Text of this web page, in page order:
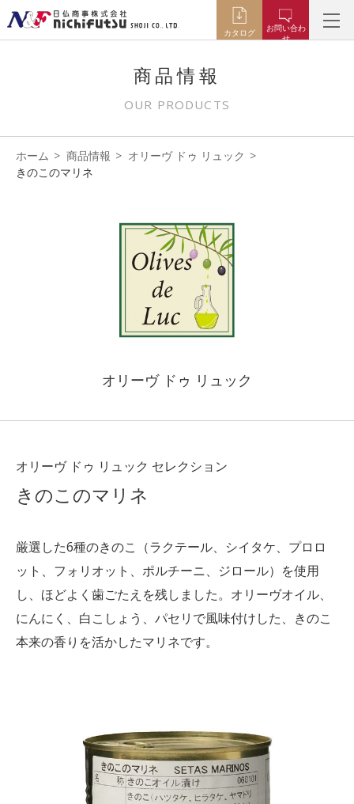
カタログ
お問い合わ
せ
商品情報
OUR PRODUCTS
ホーム 商品情報
オリーヴ ドゥ リュック
きのこのマリネ
オリーヴ ドゥ リュック
オリーヴ ドゥ リュック セレクション
きのこのマリネ
厳選した6種のきのこ （ラクテール、シイタケ、プロロ
ット、フォリオット、ポルチーニ、
ジロール） を使用
し、ほどよく歯ごたえを残しました。オリーヴオイル、
にんにく、白こしょう、パセリで風味付けした、きのこ
本来の香りを活かしたマリネです。